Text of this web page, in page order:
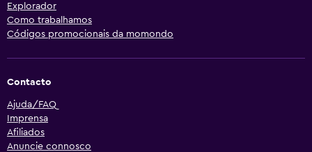
Explorador
Como trabalhamos
Códigos promocionais da momondo
Contacto
Ajuda/FAQ
Imprensa
Afiliados
Anuncie connosco